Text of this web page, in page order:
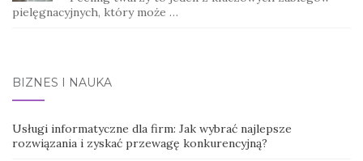
pielęgnacyjnych, który może …
BIZNES I NAUKA
Usługi informatyczne dla firm: Jak wybrać najlepsze
rozwiązania i zyskać przewagę konkurencyjną?